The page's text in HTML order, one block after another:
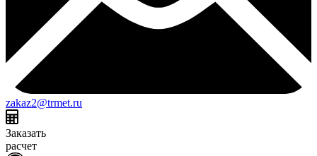
zakaz2@trmet.ru
Заказать
расчет